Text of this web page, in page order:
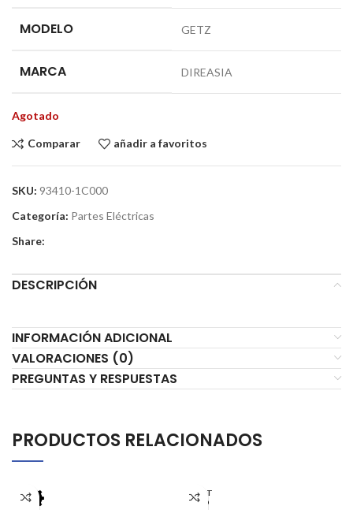
MODELO GETZ
MARCA DIREASIA
Agotado
Comparar añadir a favoritos
SKU: 93410-1C000
Categoría: Partes Eléctricas
Share:
DESCRIPCIÓN
INFORMACIÓN ADICIONAL
VALORACIONES (0)
PREGUNTAS Y RESPUESTAS
PRODUCTOS RELACIONADOS
AGOT
ADO